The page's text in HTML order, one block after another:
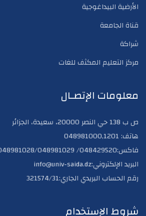
الأرضية البيداغوجية
قناة الجامعة
شراكة
مركز التعليم المكثف للغات
معلومات الإتصـال
ص ب 138 حي النصر 20000، سعيدة، الجزائر
هاتف: 048981000,1201
فاكس:048429520/ 048981028/048981029
البريد الإلكتروني:info@univ-saida.dz
رقم الحساب البريدي الجاري:321574/31
شروط الإستخدام